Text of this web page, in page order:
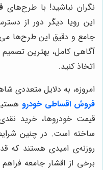
نگران نباشید! با طرح‌های
این رویا دیگر دور از
جامع و دقیق این طرح‌ها
آگاهی کامل، بهترین تصمیم
اتخاذ کنید.
امروزه، به دلایل متعددی
فروش اقساطی خودرو
قیمت خودروها، خرید نقدی
ساخته است. در چنین
روزنه‌ی امیدی هستند که
برخی از اقشار جامعه